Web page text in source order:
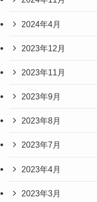
2024年4月
2023年12月
2023年11月
2023年9月
2023年8月
2023年7月
2023年4月
2023年3月